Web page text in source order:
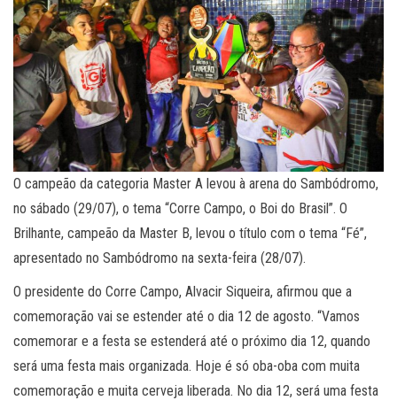
O campeão da categoria Master A levou à arena do Sambódromo,
no sábado (29/07), o tema “Corre Campo, o Boi do Brasil”. O
Brilhante, campeão da Master B, levou o título com o tema “Fé”,
apresentado no Sambódromo na sexta-feira (28/07).
O presidente do Corre Campo, Alvacir Siqueira, afirmou que a
comemoração vai se estender até o dia 12 de agosto. “Vamos
comemorar e a festa se estenderá até o próximo dia 12, quando
será uma festa mais organizada. Hoje é só oba-oba com muita
comemoração e muita cerveja liberada. No dia 12, será uma festa